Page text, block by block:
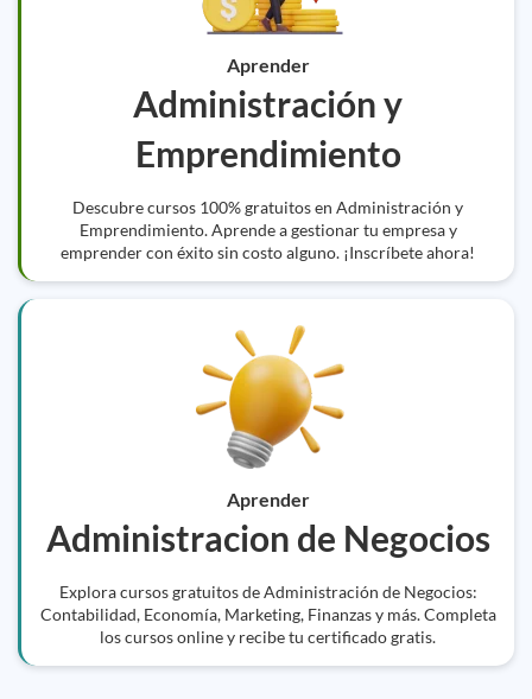
Aprender
Administración y
Emprendimiento
Descubre cursos 100% gratuitos en Administración y
Emprendimiento. Aprende a gestionar tu empresa y
emprender con éxito sin costo alguno. ¡Inscríbete ahora!
Aprender
Administracion de Negocios
Explora cursos gratuitos de Administración de Negocios:
Contabilidad, Economía, Marketing, Finanzas y más. Completa
los cursos online y recibe tu certificado gratis.